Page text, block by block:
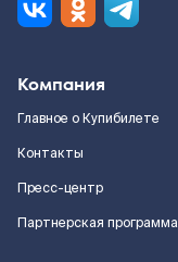
Компания
Главное о Купибилете
Контакты
Пресс-центр
Партнерская программа